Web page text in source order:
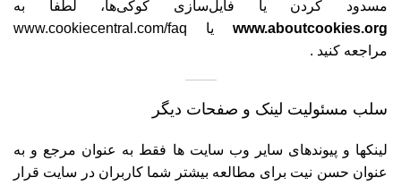
مسدود کردن یا فایل‌سازی کوکی‌ها، لطفاً به
www.aboutcookies.org یا www.cookiecentral.com/faq
مراجعه کنید .
سلب مسئولیت لینک و صفحات دیگر
لینکها و پیوندهای سایر وب سایت ها فقط به عنوان مرجع و به
عنوان حسن نیت برای مطالعه بیشتر شما کاربران در سایت قرار